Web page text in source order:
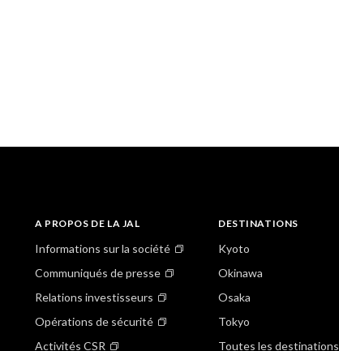
A PROPOS DE LA JAL
Informations sur la société
Communiqués de presse
Relations investisseurs
Opérations de sécurité
Activités CSR
DESTINATIONS
Kyoto
Okinawa
Osaka
Tokyo
Toutes les destinations